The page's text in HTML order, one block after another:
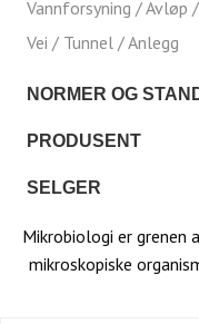
Vannforsyning / Avløp
Vei / Tunnel / Anlegg
NORMER OG
PRODUSENT
SELGER
Mikrobiologi er grenen
mikroskopiske